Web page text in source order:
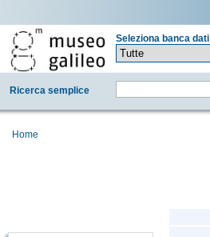
Seleziona banca dati
Ricerca semplice
Home